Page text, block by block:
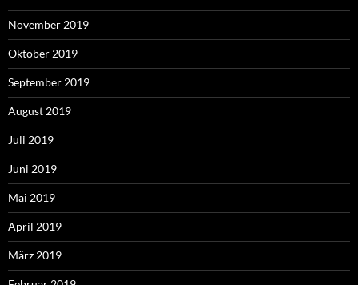
November 2019
Oktober 2019
September 2019
August 2019
Juli 2019
Juni 2019
Mai 2019
April 2019
März 2019